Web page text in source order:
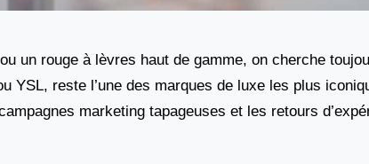
un rouge à lèvres haut de gamme, on cherche
YSL, reste l’une des marques de luxe les plus
marketing tapageuses et les retours